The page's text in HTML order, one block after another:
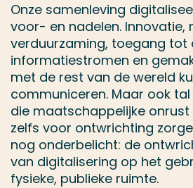
Onze samenleving
voor- en nadelen. Innovatie,
verduurzaming, toegang tot
informatiestromen en
met de rest van de wereld
communiceren. Maar ook
die maatschappelijke onrust
zelfs voor ontwrichting
nog onderbelicht: de
van digitalisering op het
fysieke, publieke ruimte.